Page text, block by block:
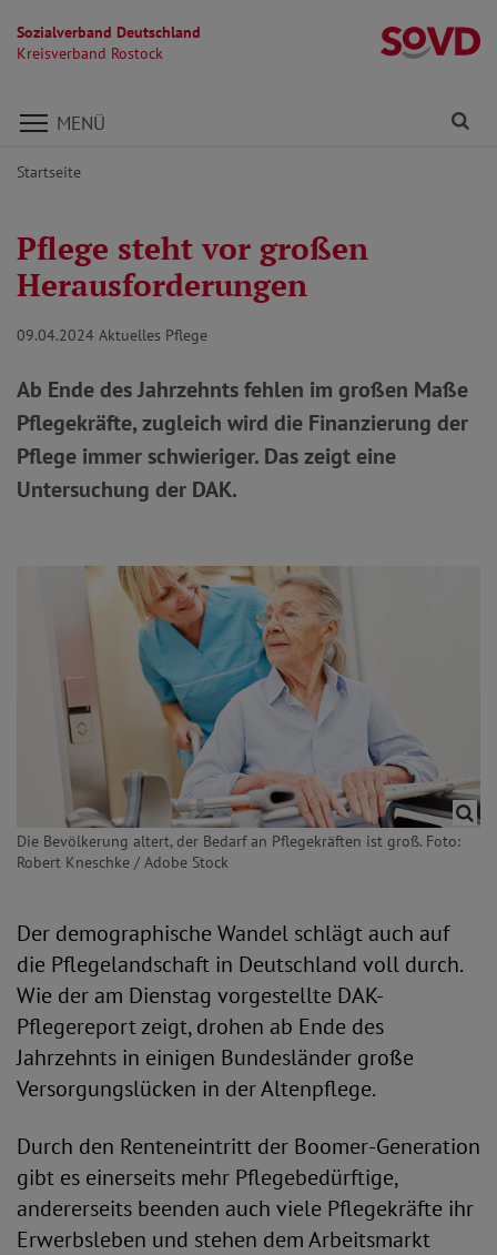
Sozialverband Deutschland
Kreisverband Rostock
Direkt zu den Inhalten springen
MENÜ
Startseite
Pflege steht vor großen
Herausforderungen
09.04.2024 Aktuelles Pflege
Ab Ende des Jahrzehnts fehlen im großen Maße
Pflegekräfte, zugleich wird die Finanzierung der
Pflege immer schwieriger. Das zeigt eine
Untersuchung der DAK.
Die Bevölkerung altert, der Bedarf an Pflegekräften ist groß. Foto:
Robert Kneschke / Adobe Stock
Der demographische Wandel schlägt auch auf
die Pflegelandschaft in Deutschland voll durch.
Wie der am Dienstag vorgestellte DAK-
Pflegereport zeigt, drohen ab Ende des
Jahrzehnts in einigen Bundesländer große
Versorgungslücken in der Altenpflege.
Durch den Renteneintritt der Boomer-Generation
gibt es einerseits mehr Pflegebedürftige,
andererseits beenden auch viele Pflegekräfte ihr
Erwerbsleben und stehen dem Arbeitsmarkt